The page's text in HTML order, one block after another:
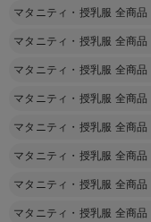
マタニティ・授乳服 全商品
マタニティ・授乳服 全商品
マタニティ・授乳服 全商品
マタニティ・授乳服 全商品
マタニティ・授乳服 全商品
マタニティ・授乳服 全商品
マタニティ・授乳服 全商品
マタニティ・授乳服 全商品